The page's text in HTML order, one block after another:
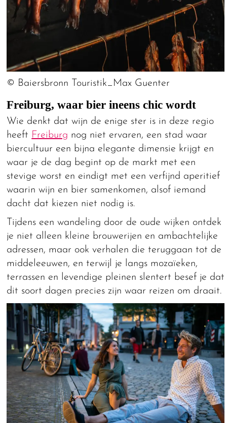
© Baiersbronn Touristik_Max Guenter
Freiburg, waar bier ineens chic wordt
Wie denkt dat wijn de enige ster is in deze regio
heeft Freiburg nog niet ervaren, een stad waar
biercultuur een bijna elegante dimensie krijgt en
waar je de dag begint op de markt met een
stevige worst en eindigt met een verfijnd aperitief
waarin wijn en bier samenkomen, alsof iemand
dacht dat kiezen niet nodig is.
Tijdens een wandeling door de oude wijken ontdek
je niet alleen kleine brouwerijen en ambachtelijke
adressen, maar ook verhalen die teruggaan tot de
middeleeuwen, en terwijl je langs mozaïeken,
terrassen en levendige pleinen slentert besef je dat
dit soort dagen precies zijn waar reizen om draait.